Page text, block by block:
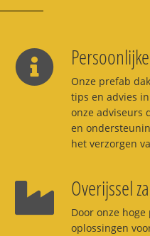
Onze prefab
tips en advies in
onze adviseurs
en
het verzorgen
Overijssel
Door onze
oplossingen